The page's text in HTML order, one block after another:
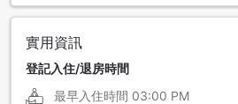
實用資訊
登記入住/退房時間
最早入住時間 03:00 PM